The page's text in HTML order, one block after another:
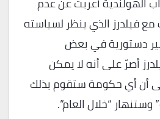
فيلدرز الذي ينظر لسياسته
دستورية في بعض
أصرّ على أنه لا يمكن
أن أي حكومة ستقوم بذلك
“خلال العام”.